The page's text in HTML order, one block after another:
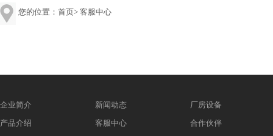
您的位置： 首页> 客服中心
企业简介 新闻动态
厂房设备
产品介绍
客服中心
合作伙伴